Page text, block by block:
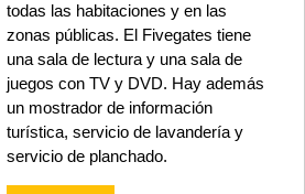
todas las habitaciones y en las
zonas públicas. El Fivegates tiene
una sala de lectura y una sala de
juegos con TV y DVD. Hay además
un mostrador de información
turística, servicio de lavandería y
servicio de planchado.